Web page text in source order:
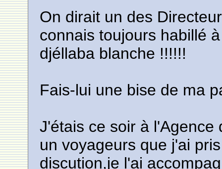
On dirait un des
connais toujours habillé
djéllaba blanche !!!!!!
Fais-lui une bise de ma
J'étais ce soir à l'Agence
un voyageurs que j'ai
discution,je l'ai